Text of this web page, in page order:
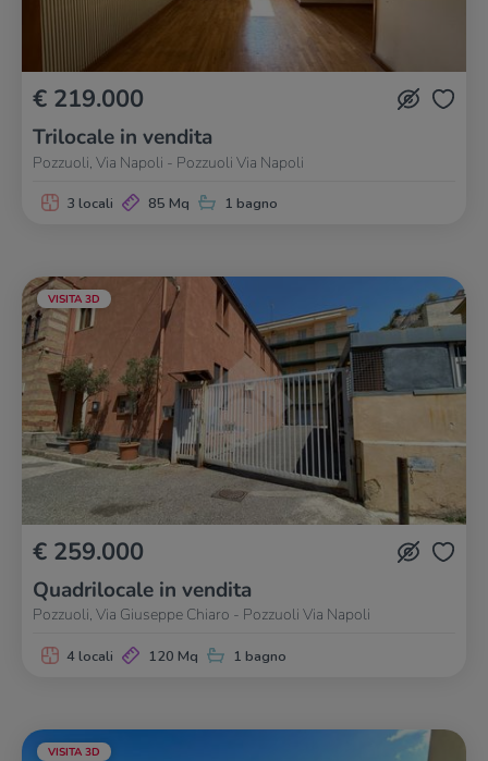
€ 219.000
Trilocale in vendita
Pozzuoli, Via Napoli - Pozzuoli Via Napoli
3 locali 85 Mq 1 bagno
VISITA 3D
€ 259.000
Quadrilocale in vendita
Pozzuoli, Via Giuseppe Chiaro - Pozzuoli Via Napoli
4 locali 120 Mq 1 bagno
VISITA 3D